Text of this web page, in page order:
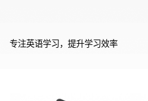
专注英语学习，提升学习效率